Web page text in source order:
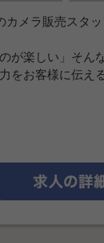
メラ販売スタッ
が楽しい」そん
をお客様に伝え